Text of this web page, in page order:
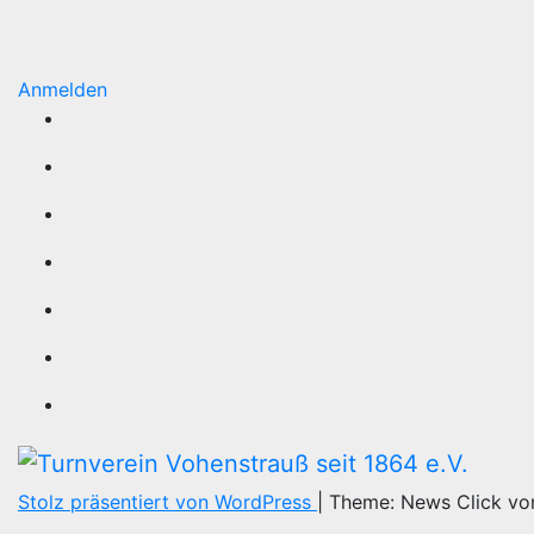
Anmelden
Stolz präsentiert von WordPress Theme: News Click